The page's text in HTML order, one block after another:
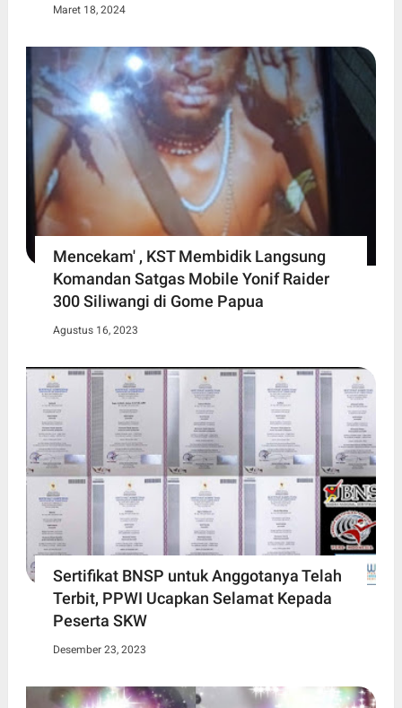
Maret 18, 2024
Mencekam' , KST Membidik Langsung
Komandan Satgas Mobile Yonif Raider
300 Siliwangi di Gome Papua
Agustus 16, 2023
Sertifikat BNSP untuk Anggotanya Telah
Terbit, PPWI Ucapkan Selamat Kepada
Peserta SKW
Desember 23, 2023